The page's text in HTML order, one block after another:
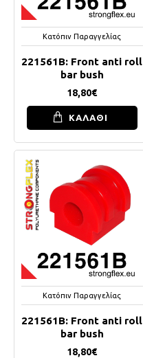
Κατόπιν Παραγγελίας
221561B: Front anti roll
bar bush
18,80€
ΚΑΛΑΘΙ
Κατόπιν Παραγγελίας
221561B: Front anti roll
bar bush
18,80€